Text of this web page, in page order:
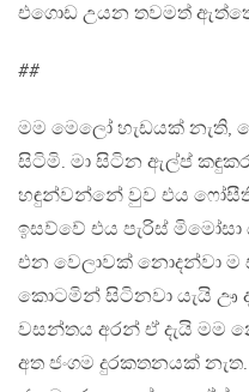
එගොඩ උයන තවමත්
##
මම මෙලෝ හැඩයක් නැති,
සිටිමි. මා සිටින ඇල්ප්
හඳුන්වන්නේ වුව එය
ඉසව්වේ එය පැරිස්
එන වෙලාවක් නොදන්වා ම
කොටමින් සිටිනවා යැයි ඌ
වසන්තය අරන් ඒ දැයි මම
අත ජංගම දුරකතනයක්